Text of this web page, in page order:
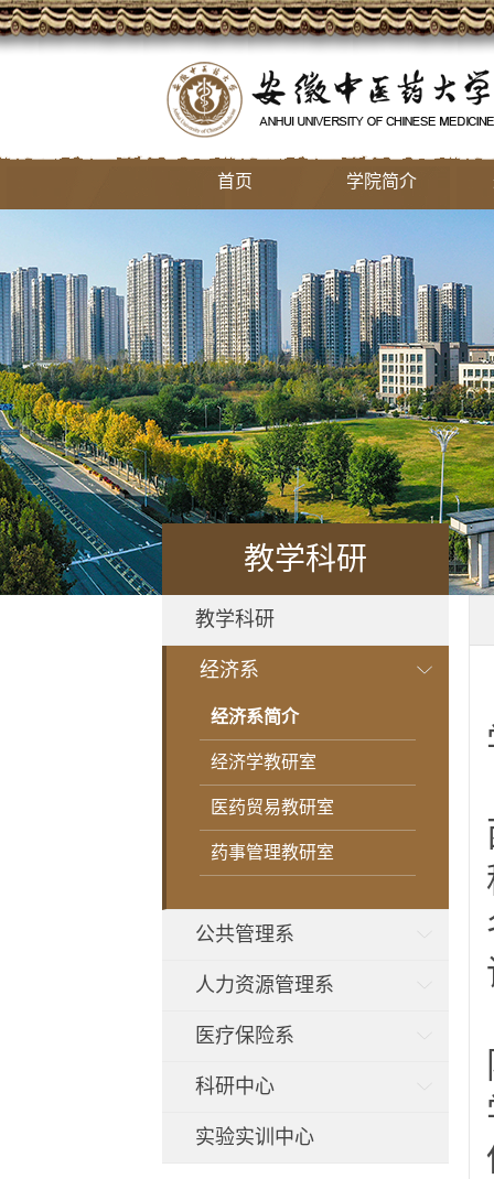
首页 学院简介
教学科研
教学科研
经济系
经济系简介
经济学教研室
医药贸易教研室
药事管理教研室
公共管理系
人力资源管理系
医疗保险系
科研中心
实验实训中心